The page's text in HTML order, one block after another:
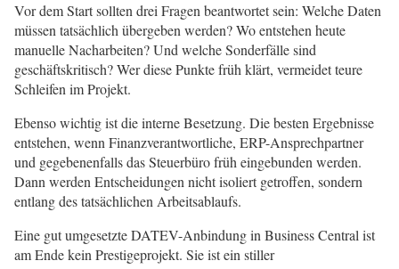
Vor dem Start sollten drei Fragen beantwortet sein: Welche Daten
müssen tatsächlich übergeben werden? Wo entstehen heute
manuelle Nacharbeiten? Und welche Sonderfälle sind
geschäftskritisch? Wer diese Punkte früh klärt, vermeidet teure
Schleifen im Projekt.
Ebenso wichtig ist die interne Besetzung. Die besten Ergebnisse
entstehen, wenn Finanzverantwortliche, ERP-Ansprechpartner
und gegebenenfalls das Steuerbüro früh eingebunden werden.
Dann werden Entscheidungen nicht isoliert getroffen, sondern
entlang des tatsächlichen Arbeitsablaufs.
Eine gut umgesetzte DATEV-Anbindung in Business Central ist
am Ende kein Prestigeprojekt. Sie ist ein stiller